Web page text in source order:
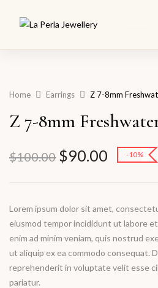
Home Earrings Z 7-8mm
Z 7-8mm
$100.00 $90.00 -10%
Lorem ipsum dolor sit amet,
eiusmod tempor incididunt ut labore
enim ad minim veniam, quis nostrud
ut aliquip ex ea commodo consequat.
reprehenderit in voluptate velit esse
pariatur.